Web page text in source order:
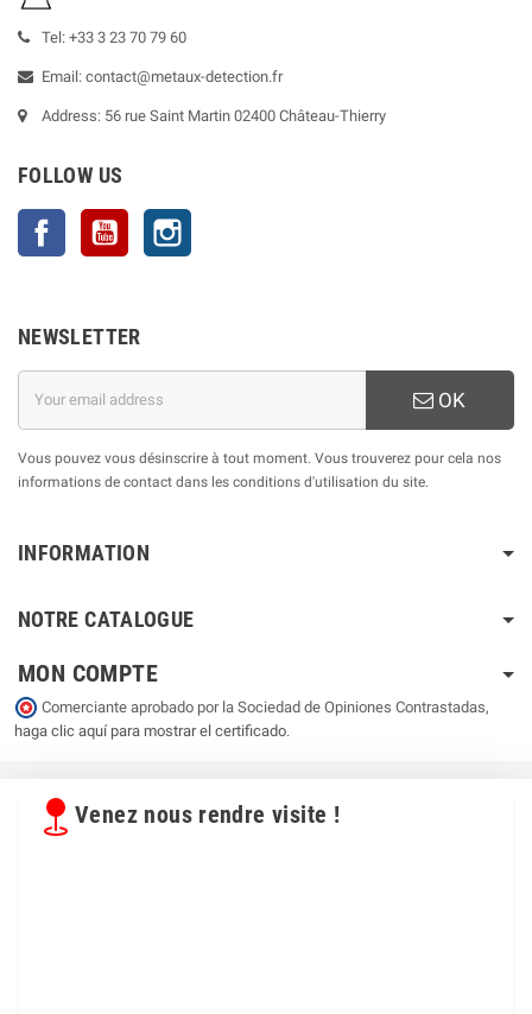
Tel: +33 3 23 70 79 60
Email: contact@metaux-detection.fr
Address: 56 rue Saint Martin 02400 Château-Thierry
FOLLOW US
Facebook YouTube
NEWSLETTER
OK
Vous pouvez vous désinscrire à tout moment. Vous trouverez pour cela nos
informations de contact dans les conditions d'utilisation du site.
INFORMATION
NOTRE CATALOGUE
MON COMPTE
Comerciante aprobado por la Sociedad de Opiniones Contrastadas,
haga clic aquí para mostrar el certificado.
Venez nous rendre visite !